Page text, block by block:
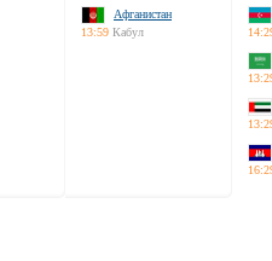
Афганистан
13:59 Кабул